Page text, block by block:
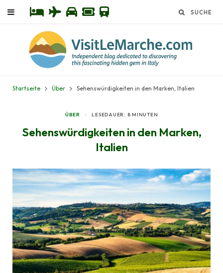
Startseite Über Sehenswürdigkeiten in den Marken, Italien
ÜBER LESEDAUER: 8 MINUTEN
Sehenswürdigkeiten in den Marken,
Italien